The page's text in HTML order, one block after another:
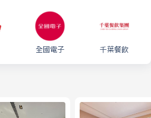
全國電子 千葉餐飲